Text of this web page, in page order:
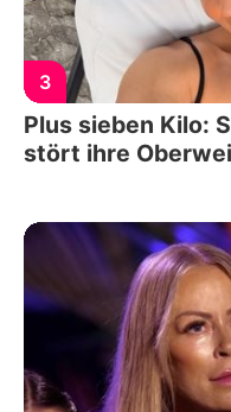
3
Plus sieben Kilo:
stört ihre